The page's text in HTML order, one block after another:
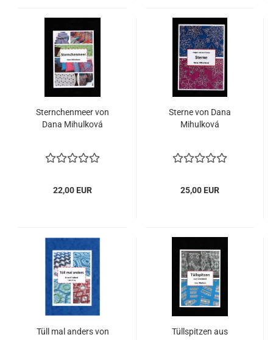
Sternchenmeer von
Dana Mihulková
22,00 EUR
Sterne von Dana
Mihulková
25,00 EUR
Tüll mal anders von
Tüllspitzen aus